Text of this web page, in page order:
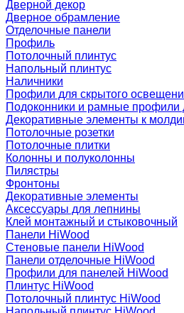
Дверной декор
Дверное обрамление
Отделочные панели
Профиль
Потолочный плинтус
Напольный плинтус
Наличники
Профили для скрытого
Подоконники и рамные профили
Декоративные элементы к
Потолочные розетки
Потолочные плитки
Колонны и полуколонны
Пилястры
Фронтоны
Декоративные элементы
Аксессуары для лепнины
Клей монтажный и стыковочный
Панели HiWood
Стеновые панели HiWood
Панели отделочные HiWood
Профили для панелей HiWood
Плинтус HiWood
Потолочный плинтус HiWood